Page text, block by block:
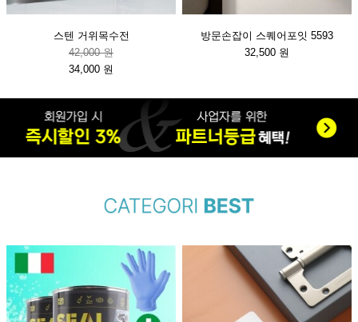
스텐 거위목수전
42,000 원
34,000 원
방문손잡이 스퀘어포잇 5593
32,500 원